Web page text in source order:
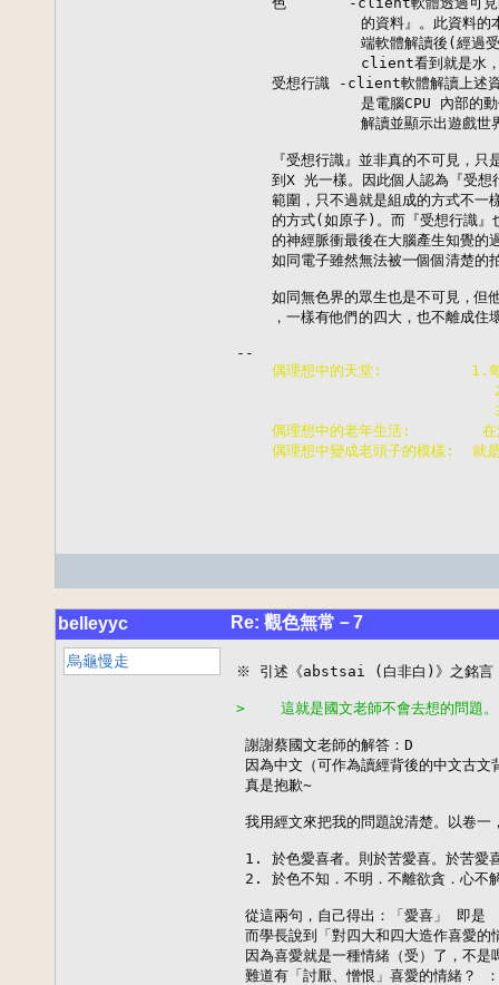
的資料』。此資料的
端軟體解讀後(經過受
client看到就是水
受想行識 -client軟體解讀上述
是電腦CPU 內部的動
解讀並顯示出遊戲世
『受想行識』並非真的不可見，只
到X 光一樣。因此個人認為『受想
範圍，只不過就是組成的方式不一
的方式(如原子)。而『受想行識』
的神經脈衝最後在大腦產生知覺的
如同電子雖然無法被一個個清楚的
如同無色界的眾生也是不可見，但
，一樣有他們的四大，也不離成住
偶理想中的天堂:          1.
2.
3.
偶理想中的老年生活:        在
偶理想中變成老頭子的模樣:  就
belleyyc Re: 觀色無常－7
烏龜慢走
※ 引述《abstsai (白非白)》之銘言
>    這就是國文老師不會去想的問題。
謝謝蔡國文老師的解答：D
因為中文（可作為讀經背後的中文古
真是抱歉~
我用經文來把我的問題說清楚。以卷一
1. 於色愛喜者。則於苦愛喜。於苦愛
2. 於色不知．不明．不離欲貪．心不
從這兩句，自己得出：「愛喜」 即是
而學長說到「對四大和四大造作喜愛
因為喜愛就是一種情緒（受）了，不是
難道有「討厭、憎恨」喜愛的情緒？